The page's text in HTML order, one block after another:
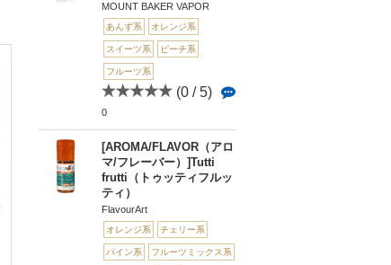
MOUNT BAKER VAPOR
あんず系 オレンジ系
スイーツ系 ピーチ系
フルーツ系
(0 / 5)
0
[AROMA/FLAVOR（アロ
マ/フレーバー）]Tutti
frutti（トゥッティフルッ
ティ）
FlavourArt
オレンジ系 チェリー系
パイン系 フルーツミックス系
(0 / 5)
ARCANE DJINN 151
5
BlueWater Punch（ブ
ルーウォータ...